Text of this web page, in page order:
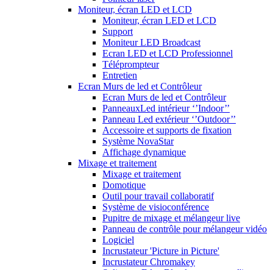
Moniteur, écran LED et LCD
Moniteur, écran LED et LCD
Support
Moniteur LED Broadcast
Ecran LED et LCD Professionnel
Téléprompteur
Entretien
Ecran Murs de led et Contrôleur
Ecran Murs de led et Contrôleur
PanneauxLed intérieur ‘’Indoor’’
Panneau Led extérieur ‘’Outdoor’’
Accessoire et supports de fixation
Système NovaStar
Affichage dynamique
Mixage et traitement
Mixage et traitement
Domotique
Outil pour travail collaboratif
Système de visioconférence
Pupitre de mixage et mélangeur live
Panneau de contrôle pour mélangeur vidéo
Logiciel
Incrustateur 'Picture in Picture'
Incrustateur Chromakey